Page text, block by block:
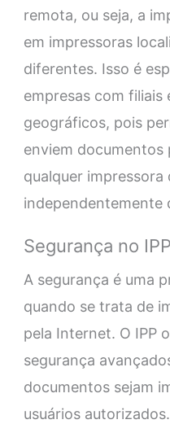
remota, ou seja, a
em impressoras
diferentes. Isso é
empresas com filiais
geográficos, pois
enviem documentos
qualquer impressora
independentemente
Segurança no IPP
A segurança é uma
quando se trata de
pela Internet. O IPP
segurança
documentos sejam
usuários